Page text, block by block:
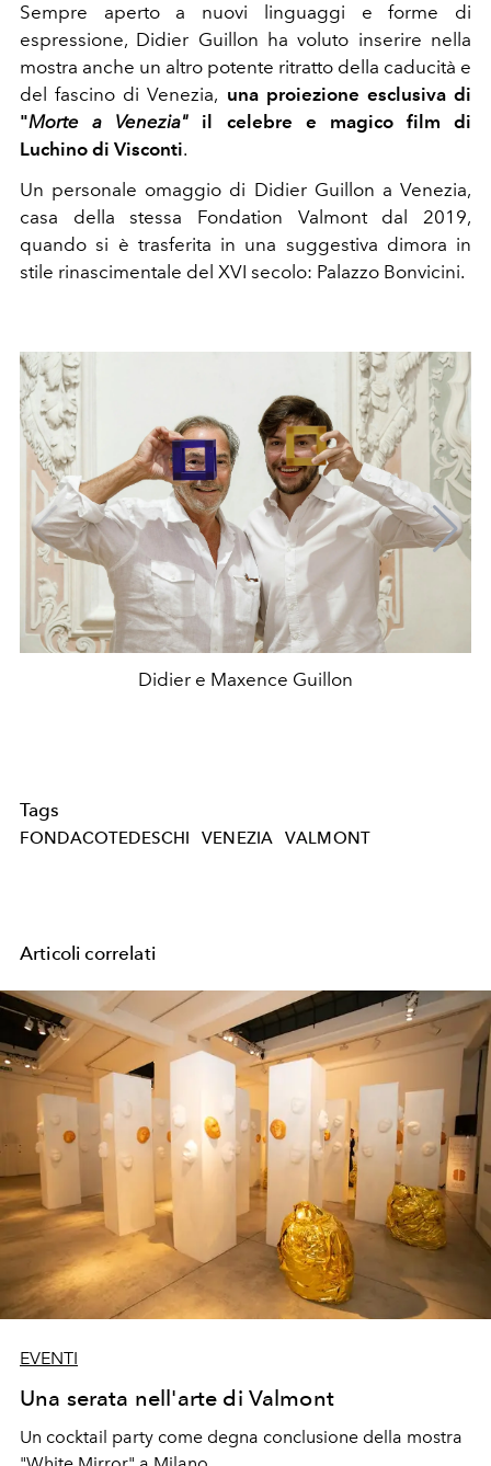
Sempre aperto a nuovi linguaggi e forme di
espressione, Didier Guillon ha voluto inserire nella
mostra anche un altro potente ritratto della caducità e
del fascino di Venezia, una proiezione esclusiva di
"Morte a Venezia" il celebre e magico film di
Luchino di Visconti.
Un personale omaggio di Didier Guillon a Venezia,
casa della stessa Fondation Valmont dal 2019,
quando si è trasferita in una suggestiva dimora in
stile rinascimentale del XVI secolo: Palazzo Bonvicini.
Didier e Maxence Guillon
Tags
FONDACOTEDESCHI VENEZIA VALMONT
Articoli correlati
EVENTI
Una serata nell'arte di Valmont
Un cocktail party come degna conclusione della mostra